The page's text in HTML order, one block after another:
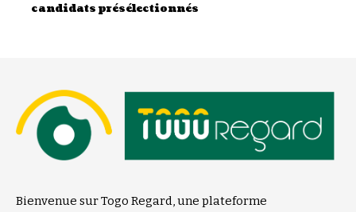
candidats présélectionnés
Bienvenue sur Togo Regard, une plateforme